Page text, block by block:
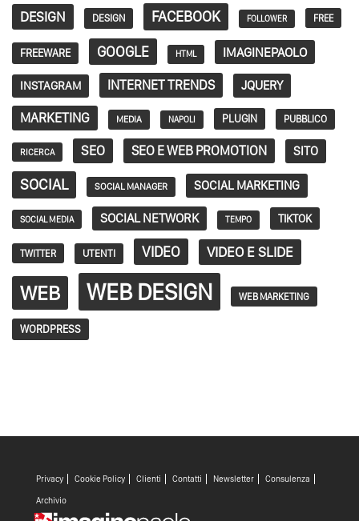
DESIGN DESIGN FACEBOOK FOLLOWER FREE
FREEWARE GOOGLE HTML IMAGINEPAOLO
INSTAGRAM INTERNET TRENDS JQUERY
MARKETING MEDIA NAPOLI PLUGIN PUBBLICO
RICERCA SEO SEO E WEB PROMOTION SITO
SOCIAL SOCIAL MANAGER SOCIAL MARKETING
SOCIAL MEDIA SOCIAL NETWORK TEMPO TIKTOK
TWITTER UTENTI VIDEO VIDEO E SLIDE
WEB WEB DESIGN WEB MARKETING
WORDPRESS
Privacy Cookie Policy Clienti Contatti Newsletter Consulenza
Archivio